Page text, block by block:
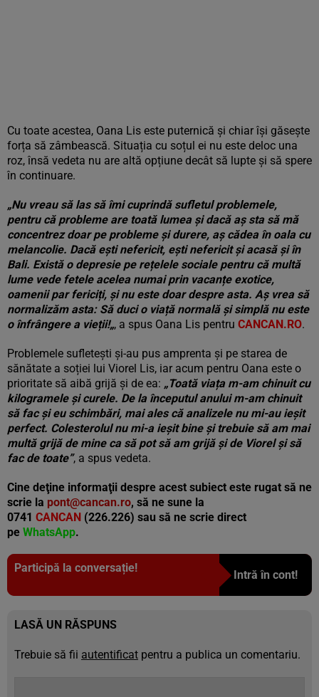
Cu toate acestea, Oana Lis este puternică și chiar își găsește
forța să zâmbească. Situația cu soțul ei nu este deloc una
roz, însă vedeta nu are altă opțiune decât să lupte și să spere
în continuare.
„Nu vreau să las să îmi cuprindă sufletul problemele,
pentru că probleme are toată lumea și dacă aș sta să mă
concentrez doar pe probleme și durere, aș cădea în oala cu
melancolie. Dacă ești nefericit, ești nefericit și acasă și în
Bali. Există o depresie pe rețelele sociale pentru că multă
lume vede fetele acelea numai prin vacanțe exotice,
oamenii par fericiți, și nu este doar despre asta. Aș vrea să
normalizăm asta: Să duci o viață normală și simplă nu este
o înfrângere a vieții!„, a spus Oana Lis pentru CANCAN.RO.
Problemele sufletești și-au pus amprenta și pe starea de
sănătate a soției lui Viorel Lis, iar acum pentru Oana este o
prioritate să aibă grijă și de ea: „Toată viața m-am chinuit cu
kilogramele și curele. De la începutul anului m-am chinuit
să fac și eu schimbări, mai ales că analizele nu mi-au ieșit
perfect. Colesterolul nu mi-a ieșit bine și trebuie să am mai
multă grijă de mine ca să pot să am grijă și de Viorel și să
fac de toate”, a spus vedeta.
Cine deţine informaţii despre acest subiect este rugat să ne
scrie la pont@cancan.ro, să ne sune la
0741 CANCAN (226.226) sau să ne scrie direct
pe WhatsApp.
Participă la conversație!
Intră în cont!
LASĂ UN RĂSPUNS
Trebuie să fii autentificat pentru a publica un comentariu.